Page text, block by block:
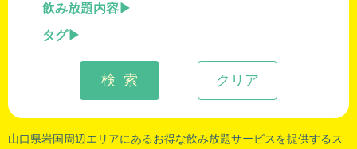
飲み放題内容
タグ
クリア
検 索
山口県岩国周辺 エリアにあるお得な飲み放題サービスを提供するス